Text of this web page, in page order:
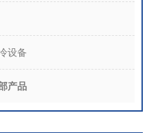
设备
产品